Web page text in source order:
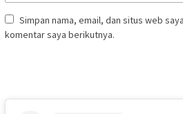
Simpan nama, email, dan situs web
komentar saya berikutnya.